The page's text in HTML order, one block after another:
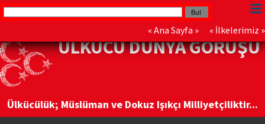
« Ana Sayfa » « İlkelerimiz »
ÜLKÜCÜ DÜNYA GÖRÜŞÜ
Ülkücülük; Müslüman ve Dokuz Işıkçı Milliyetçiliktir...